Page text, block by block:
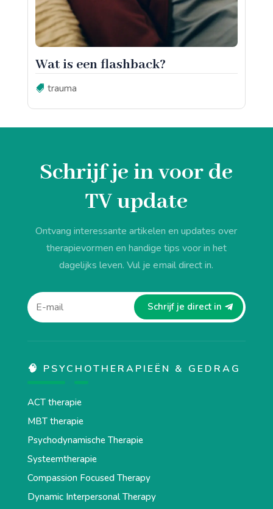
Wat is een flashback?
trauma
Schrijf je in voor de
TV update
Ontvang interessante artikelen en updates over
therapievormen en handige tips voor in het
dagelijks leven. Vul je email direct in.
Schrijf je direct in
🧠 PSYCHOTHERAPIEËN & GEDRAG
ACT therapie
MBT therapie
Psychodynamische Therapie
Systeemtherapie
Compassion Focused Therapy
Dynamic Interpersonal Therapy